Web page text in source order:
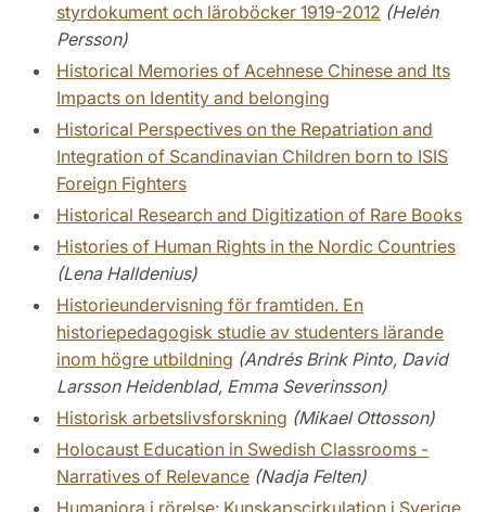
styrdokument och läroböcker 1919-2012 (Helén
Persson)
Historical Memories of Acehnese Chinese and Its
Impacts on Identity and belonging
Historical Perspectives on the Repatriation and
Integration of Scandinavian Children born to ISIS
Foreign Fighters
Historical Research and Digitization of Rare Books
Histories of Human Rights in the Nordic Countries
(Lena Halldenius)
Historieundervisning för framtiden. En
historiepedagogisk studie av studenters lärande
inom högre utbildning (Andrés Brink Pinto, David
Larsson Heidenblad, Emma Severinsson)
Historisk arbetslivsforskning (Mikael Ottosson)
Holocaust Education in Swedish Classrooms -
Narratives of Relevance (Nadja Felten)